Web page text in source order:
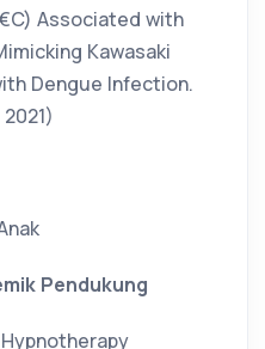
Associated with
Kawasaki
Dengue Infection.
Pendukung